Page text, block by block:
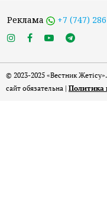
Реклама +7 (747)
© 2023-2025 «Вестник
сайт обязательна | Политика